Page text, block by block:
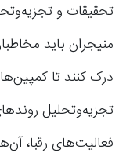
تحقیقات و
منیجران باید
درک کنند تا
تجزیه‌و‌تحلیل
فعالیت‌های رقبا،